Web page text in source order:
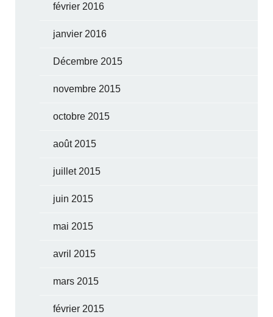
février 2016
janvier 2016
Décembre 2015
novembre 2015
octobre 2015
août 2015
juillet 2015
juin 2015
mai 2015
avril 2015
mars 2015
février 2015